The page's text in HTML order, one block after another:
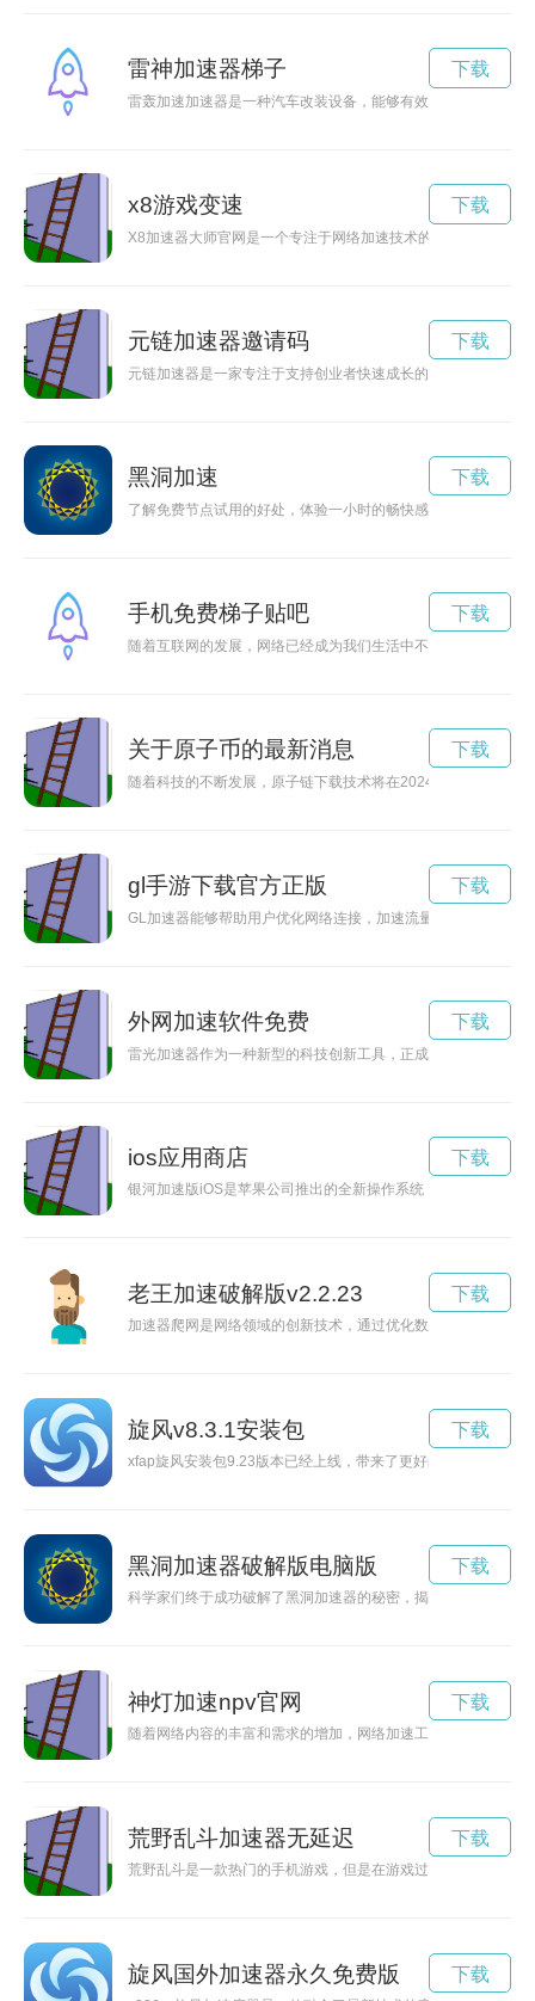
雷神加速器梯子
雷轰加速加速器是一种汽车改装设备，能够有效提升汽车的加
下载
x8游戏变速
X8加速器大师官网是一个专注于网络加速技术的平台，能够帮
下载
元链加速器邀请码
元链加速器是一家专注于支持创业者快速成长的机构，提供全
下载
黑洞加速
了解免费节点试用的好处，体验一小时的畅快感受。
下载
手机免费梯子贴吧
随着互联网的发展，网络已经成为我们生活中不可或缺的一部
下载
关于原子币的最新消息
随着科技的不断发展，原子链下载技术将在2024年迎来突破性
下载
gl手游下载官方正版
GL加速器能够帮助用户优化网络连接，加速流量传输速度，让
下载
外网加速软件免费
雷光加速器作为一种新型的科技创新工具，正成为引领科技发
下载
ios应用商店
银河加速版iOS是苹果公司推出的全新操作系统，专为提升设
下载
老王加速破解版v2.2.23
加速器爬网是网络领域的创新技术，通过优化数据传输过程，提
下载
旋风v8.3.1安装包
xfap旋风安装包9.23版本已经上线，带来了更好的用户体验和功
下载
黑洞加速器破解版电脑版
科学家们终于成功破解了黑洞加速器的秘密，揭开了宇宙最神秘
下载
神灯加速npv官网
随着网络内容的丰富和需求的增加，网络加速工具月兔加速成
下载
荒野乱斗加速器无延迟
荒野乱斗是一款热门的手机游戏，但是在游戏过程中可能会遇
下载
旋风国外加速器永久免费版 下载